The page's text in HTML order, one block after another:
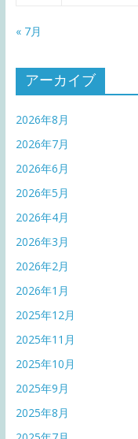
« 7月
アーカイブ
2026年8月
2026年7月
2026年6月
2026年5月
2026年4月
2026年3月
2026年2月
2026年1月
2025年12月
2025年11月
2025年10月
2025年9月
2025年8月